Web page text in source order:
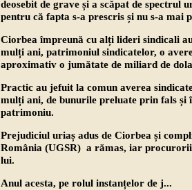
deosebit de grave și a scăpat de spectrul
pentru că fapta s-a prescris și nu s-a
Ciorbea împreună cu alți lideri sindicali
mulți ani, patrimoniul sindicatelor, o
aproximativ o jumătate de miliard de
Practic au jefuit la comun averea
mulți ani, de bunurile preluate prin fals și
patrimoniu.
Prejudiciul uriaș adus de Ciorbea și
România (UGSR) a rămas, iar
lui.
Anul acesta, pe rolul instanțelor de j...